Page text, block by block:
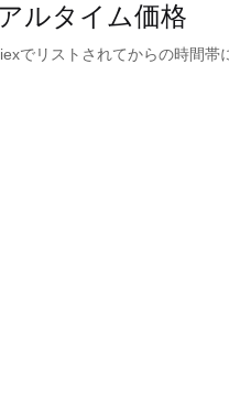
ルタイム価格
でリストされてからの時間